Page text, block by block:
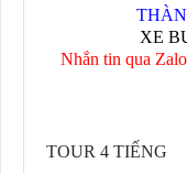
XE
Nhắn tin qua
TOUR 4 TIẾNG